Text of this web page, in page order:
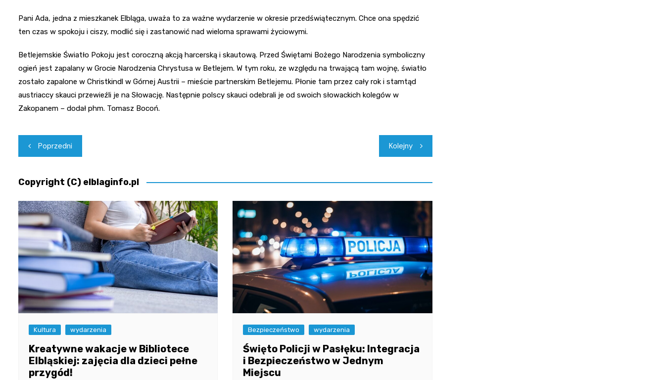
Pani Ada, jedna z mieszkanek Elbląga, uważa to za ważne wydarzenie w okresie przedświątecznym. Chce ona spędzić
ten czas w spokoju i ciszy, modlić się i zastanowić nad wieloma sprawami życiowymi.
Betlejemskie Światło Pokoju jest coroczną akcją harcerską i skautową. Przed Świętami Bożego Narodzenia symboliczny
ogień jest zapalany w Grocie Narodzenia Chrystusa w Betlejem. W tym roku, ze względu na trwającą tam wojnę, światło
zostało zapalone w Christkindl w Górnej Austrii – mieście partnerskim Betlejemu. Płonie tam przez cały rok i stamtąd
austriaccy skauci przewieźli je na Słowację. Następnie polscy skauci odebrali je od swoich słowackich kolegów w
Zakopanem – dodał phm. Tomasz Bocoń.
Nawigacja
wpisu
Poprzedni Kolejny
Copyright (C) elblaginfo.pl
Kultura wydarzenia
Kreatywne wakacje w Bibliotece
Elbląskiej: zajęcia dla dzieci pełne
przygód!
Bezpieczeństwo wydarzenia
Święto Policji w Pasłęku: Integracja
i Bezpieczeństwo w Jednym
Miejscu